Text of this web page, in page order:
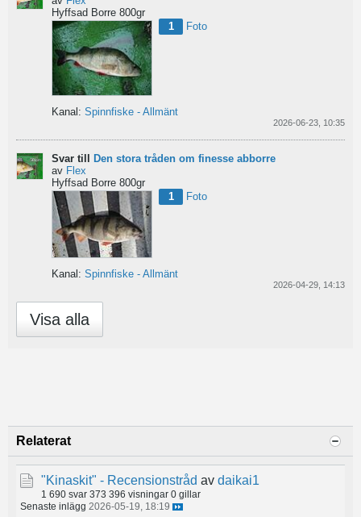
Hyffsad Borre 800gr
1
Foto
Kanal: Spinnfiske - Allmänt
2026-06-23, 10:35
Svar till
Den stora tråden om finesse abborre
av Flex
Hyffsad Borre 800gr
1
Foto
Kanal: Spinnfiske - Allmänt
2026-04-29, 14:13
Visa alla
Relaterat
"Kinaskit" - Recensionstråd av daikai1
1 690 svar 373 396 visningar 0 gillar
Senaste inlägg 2026-05-19, 18:19